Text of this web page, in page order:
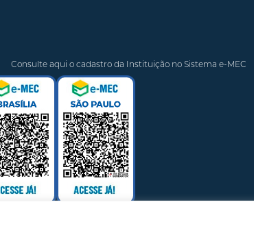
Consulte aqui o cadastro da Instituição no Sistema e-MEC